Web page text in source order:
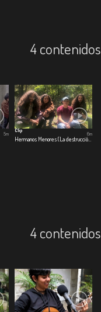
4 contenidos
5m
Clip
6m
4 contenidos